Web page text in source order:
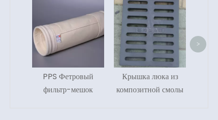
PPS Фетровый
фильтр-мешок
Крышка люка из
композитной смолы
>